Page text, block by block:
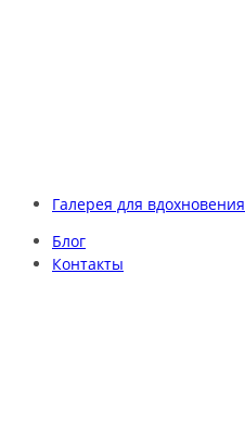
Галерея для вдохновения
Блог
Контакты